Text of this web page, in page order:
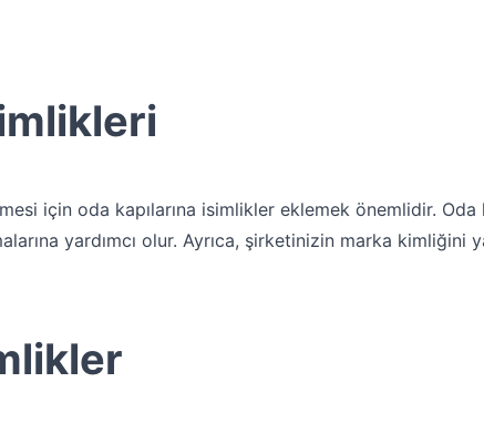
için oda kapılarına isimlikler eklemek önemlidir. Oda
yardımcı olur. Ayrıca, şirketinizin marka kimliğini